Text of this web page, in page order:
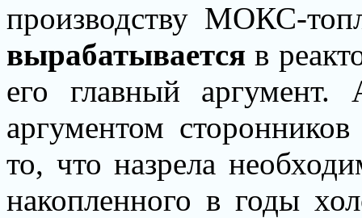
производству МОКС-
вырабатывается в
его главный
аргументом сторонников
то, что назрела
накопленного в годы